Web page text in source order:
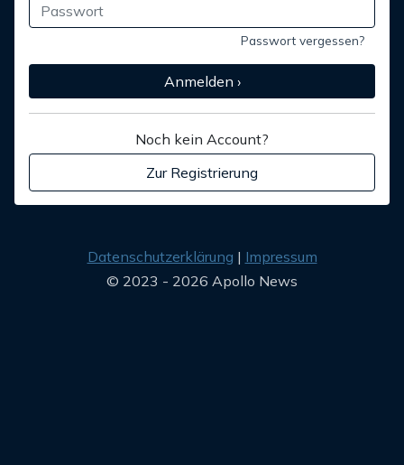
Passwort vergessen?
Anmelden ›
Noch kein Account?
Zur Registrierung
Datenschutzerklärung
Impressum
© 2023 - 2026 Apollo News